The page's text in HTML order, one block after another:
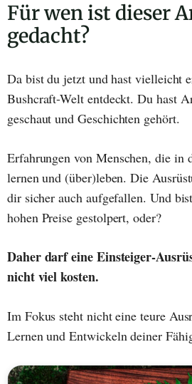
Für wen ist dieser
gedacht?
Da bist du jetzt und hast vielleicht
Bushcraft-Welt entdeckt. Du hast
geschaut und Geschichten gehört.
Erfahrungen von Menschen, die in
lernen und (über)leben. Die
dir sicher auch aufgefallen. Und
hohen Preise gestolpert, oder?
Daher darf eine Einsteiger-
nicht viel kosten.
Im Fokus steht nicht eine teure
Lernen und Entwickeln deiner